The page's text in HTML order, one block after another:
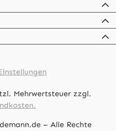
Mehrwertsteuer zzgl.
– Alle Rechte